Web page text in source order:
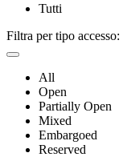
Tutti
Filtra per tipo accesso:
All
Open
Partially Open
Mixed
Embargoed
Reserved